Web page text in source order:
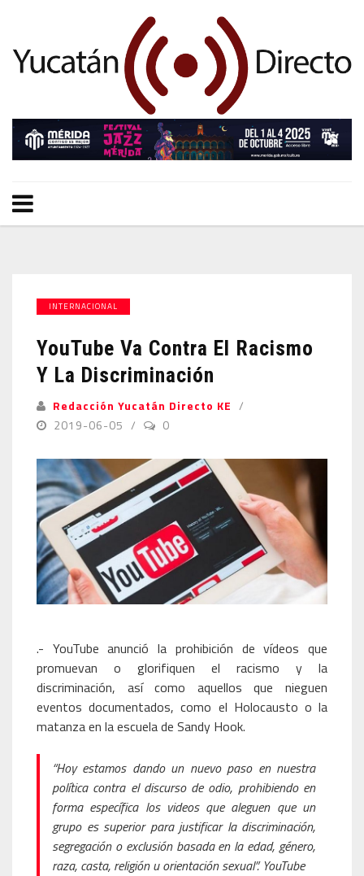
INTERNACIONAL
YouTube Va Contra El Racismo
Y La Discriminación
Redacción Yucatán Directo KE
2019-06-05
0
.- YouTube anunció la prohibición de vídeos que
promuevan o glorifiquen el racismo y la
discriminación, así como aquellos que nieguen
eventos documentados, como el Holocausto o la
matanza en la escuela de Sandy Hook.
“Hoy estamos dando un nuevo paso en nuestra
política contra el discurso de odio, prohibiendo en
forma específica los videos que aleguen que un
grupo es superior para justificar la discriminación,
segregación o exclusión basada en la edad, género,
raza, casta, religión u orientación sexual”. YouTube